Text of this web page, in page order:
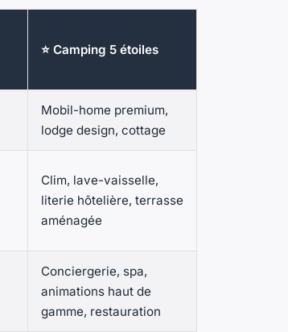
⭐ Camping 5 étoiles
Mobil-home premium,
lodge design, cottage
Clim, lave-vaisselle,
literie hôtelière, terrasse
aménagée
Conciergerie, spa,
animations haut de
gamme, restauration